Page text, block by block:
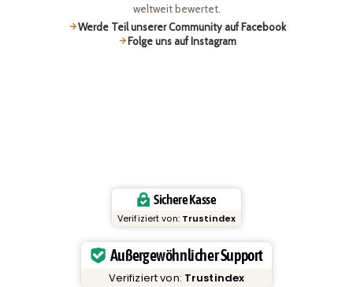
weltweit bewertet.
Werde Teil unserer Community auf Facebook
Folge uns auf Instagram
Sichere Kasse
Verifiziert von: Trustindex
Außergewöhnlicher Support
Verifiziert von: Trustindex